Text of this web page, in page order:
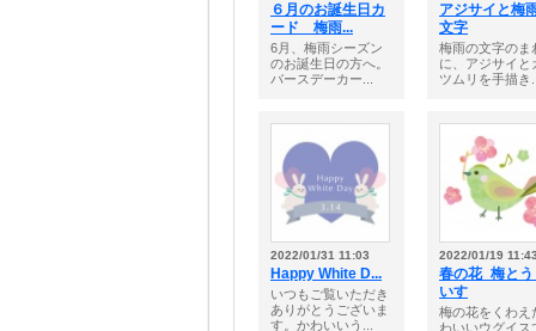
６月のお誕生日カ
ード 梅雨...
6月、梅雨シーズン
のお誕生日の方へ。
バースデーカー...
アジサイと梅
文字
梅雨の文字のま
に、アジサイと
ツムリを手描き
2022/01/31 11:03
Happy White D...
いつもご覧いただき
ありがとうございま
す。かわいいう...
2022/01/19
春の花_梅と
いす
梅の花をくわえ
わいいウグイス